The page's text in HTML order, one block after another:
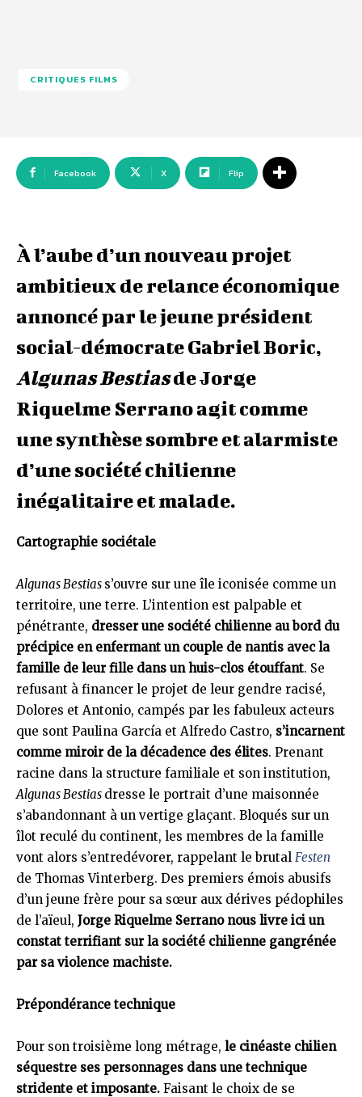
CRITIQUES FILMS
Facebook X Flip
À l’aube d’un nouveau projet
ambitieux de relance économique
annoncé par le jeune président
social-démocrate Gabriel Boric,
Algunas Bestiasde Jorge
Riquelme Serrano agit comme
une synthèse sombre et alarmiste
d’une société chilienne
inégalitaire et malade.
Cartographie sociétale
Algunas Bestias s’ouvre sur une île iconisée comme un
territoire, une terre. L’intention est palpable et
pénétrante, dresser une société chilienne au bord du
précipice en enfermant un couple de nantis avec la
famille de leur fille dans un huis-clos étouffant. Se
refusant à financer le projet de leur gendre racisé,
Dolores et Antonio, campés par les fabuleux acteurs
que sont Paulina García et Alfredo Castro, s’incarnent
comme miroir de la décadence des élites. Prenant
racine dans la structure familiale et son institution,
Algunas Bestias dresse le portrait d’une maisonnée
s’abandonnant à un vertige glaçant. Bloqués sur un
îlot reculé du continent, les membres de la famille
vont alors s’entredévorer, rappelant le brutal Festen
de Thomas Vinterberg. Des premiers émois abusifs
d’un jeune frère pour sa sœur aux dérives pédophiles
de l’aïeul, Jorge Riquelme Serrano nous livre ici un
constat terrifiant sur la société chilienne gangrénée
par sa violence machiste.
Prépondérance technique
Pour son troisième long métrage, le cinéaste chilien
séquestre ses personnages dans une technique
stridente et imposante. Faisant le choix de se